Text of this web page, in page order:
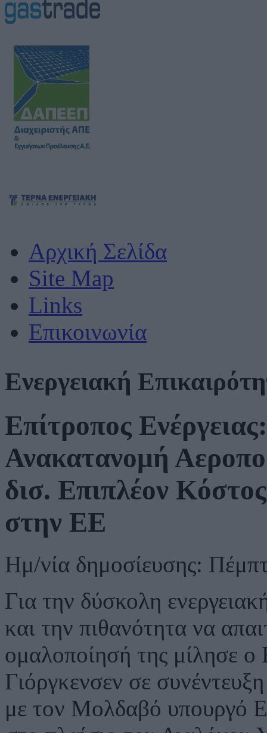
Αρχική Σελίδα
Site Map
Links
Επικοινωνία
Ενεργειακή
Επίτροπος
Ανακατανομή
δισ. Επιπλέον
στην ΕΕ
Ημ/νία δημοσίευσης:
Για την δύσκολη
και την πιθανότητα να
ομαλοποίησή της μίλησε ο
Γιόργκενσεν σε
με τον Μολδαβό υπουργό